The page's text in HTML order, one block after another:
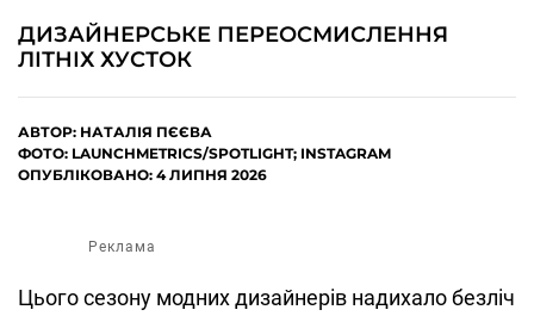
ДИЗАЙНЕРСЬКЕ ПЕРЕОСМИСЛЕННЯ
ЛІТНІХ ХУСТОК
АВТОР: НАТАЛІЯ ПЄЄВА
ФОТО: LAUNCHMETRICS/SPOTLIGHT; INSTAGRAM
ОПУБЛІКОВАНО: 4 ЛИПНЯ 2026
Реклама
Цього сезону модних дизайнерів надихало безліч